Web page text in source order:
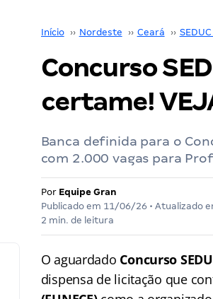
Início ›› Nordeste ›› Ceará ›› SEDUC
Concurso
certame!
Banca definida para o
com 2.000 vagas para
Por Equipe Gran
Publicado em 11/06/26 • Atualizado
2 min. de leitura
O aguardado Concurso
dispensa de licitação que